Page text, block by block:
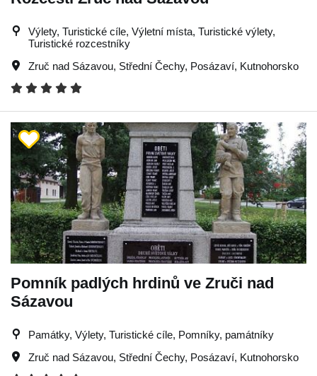
Výlety, Turistické cíle, Výletní místa, Turistické výlety,
Turistické rozcestníky
Zruč nad Sázavou, Střední Čechy, Posázaví, Kutnohorsko
Pomník padlých hrdinů ve Zruči nad
Sázavou
Památky, Výlety, Turistické cíle, Pomníky, památníky
Zruč nad Sázavou, Střední Čechy, Posázaví, Kutnohorsko